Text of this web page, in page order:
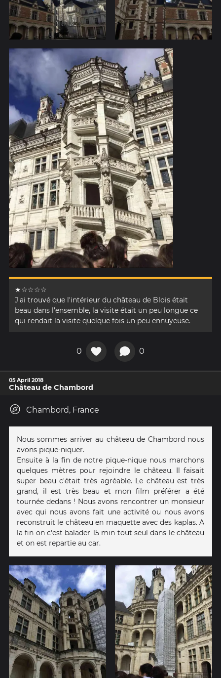
★☆☆☆☆
J'ai trouvé que l'intérieur du château de Blois était
beau dans l'ensemble, la visite était un peu longue ce
qui rendait la visite quelque fois un peu ennuyeuse.
0 0
05 April 2018
Château de Chambord
Chambord, France
Nous sommes arriver au château de Chambord nous
avons pique-niquer.
Ensuite à la fin de notre pique-nique nous marchons
quelques mètres pour rejoindre le château. Il faisait
super beau c'était très agréable. Le château est très
grand, il est très beau et mon film préférer a été
tournée dedans ! Nous avons rencontrer un monsieur
avec qui nous avons fait une activité ou nous avons
reconstruit le château en maquette avec des kaplas. A
la fin on c'est balader 15 min tout seul dans le château
et on est repartie au car.